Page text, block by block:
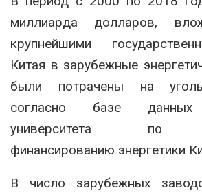
миллиарда долларов,
крупнейшими
Китая в зарубежные
были потрачены на
согласно базе данных
университета по
финансированию энергетики
В число зарубежных